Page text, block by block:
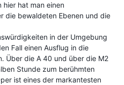
hier hat man einen
die bewaldeten Ebenen und die
in der Umgebung
Fall einen Ausflug in die
Über die A 40 und über die M2
Stunde zum berühmten
ist eines der markantesten